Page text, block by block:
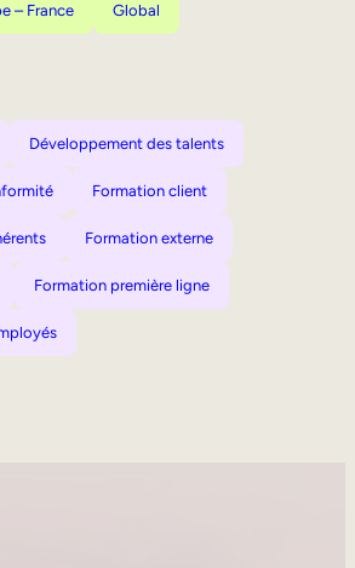
– France Global
Développement des talents
Formation client
Formation externe
Formation première ligne